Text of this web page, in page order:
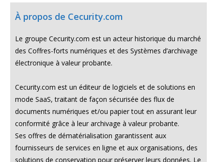
À propos de Cecurity.com
Le groupe Cecurity.com est un acteur historique du marché
des Coffres-forts numériques et des Systèmes d’archivage
électronique à valeur probante.
Cecurity.com est un éditeur de logiciels et de solutions en
mode SaaS, traitant de façon sécurisée des flux de
documents numériques et/ou papier tout en assurant leur
conformité grâce à leur archivage à valeur probante.
Ses offres de dématérialisation garantissent aux
fournisseurs de services en ligne et aux organisations, des
solutions de conservation pour préserver leurs données. Le